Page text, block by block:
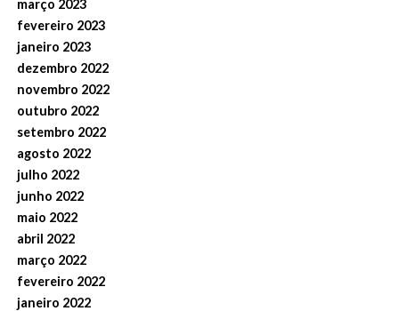
março 2023
fevereiro 2023
janeiro 2023
dezembro 2022
novembro 2022
outubro 2022
setembro 2022
agosto 2022
julho 2022
junho 2022
maio 2022
abril 2022
março 2022
fevereiro 2022
janeiro 2022